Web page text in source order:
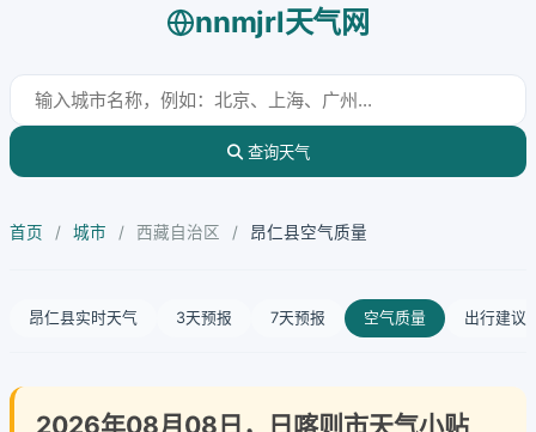
nnmjrl天气网
查询天气
首页 / 城市 / 西藏自治区 / 昂仁县空气质量
昂仁县实时天气 3天预报 7天预报 空气质量 出行建议
2026年08月08日，日喀则市天气小贴